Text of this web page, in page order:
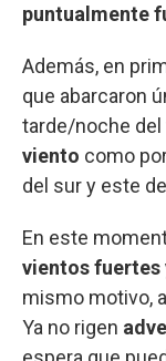
puntualmente
Además, en
que abarcaron
tarde/noche
viento como
del sur y este
En este
vientos fuertes
mismo motivo,
Ya no rigen